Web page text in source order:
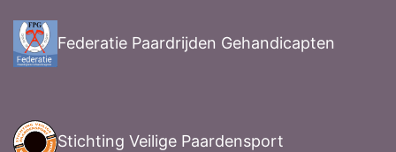
Federatie Paardrijden Gehandicapten
Stichting Veilige Paardensport